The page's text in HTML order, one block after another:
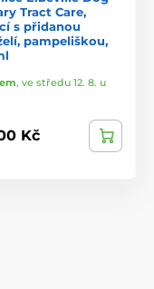
Tract Care,
s přidanou
pampeliškou,
, ve středu 12. 8. u
Kč